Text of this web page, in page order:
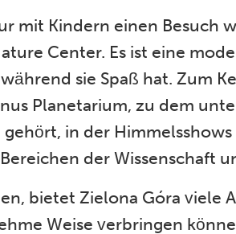
mit Kindern einen Besuch
Center. Es ist eine
sie Spaß hat. Zum
Planetarium, zu dem
in der
der Wissenschaft
bietet Zielona Góra viele
Weise verbringen